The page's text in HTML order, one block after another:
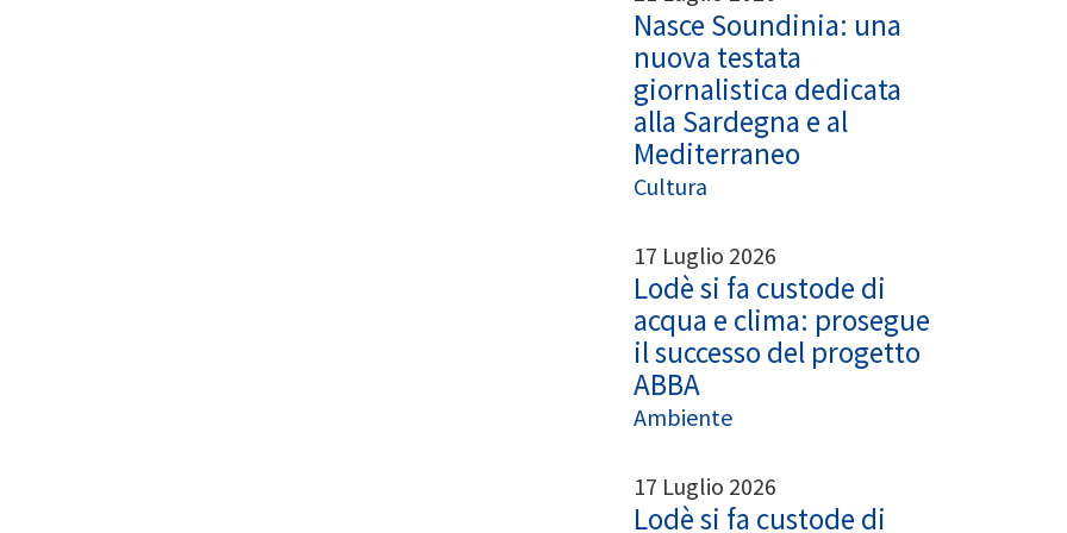
Nasce Soundinia: una
nuova testata
giornalistica dedicata
alla Sardegna e al
Mediterraneo
Cultura
17 Luglio 2026
Lodè si fa custode di
acqua e clima: prosegue
il successo del progetto
ABBA
Ambiente
17 Luglio 2026
Lodè si fa custode di